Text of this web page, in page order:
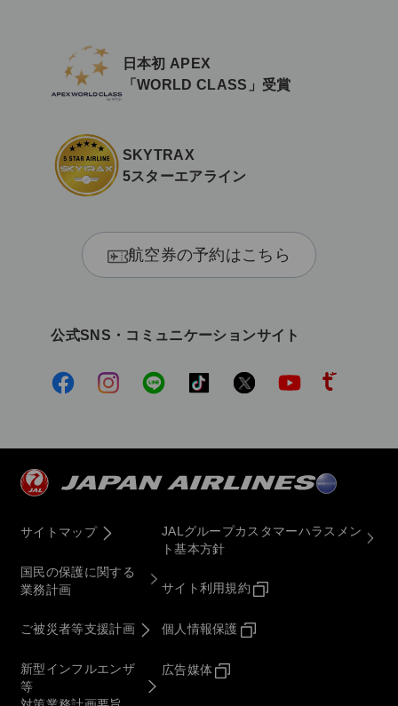
日本初 APEX
「WORLD CLASS」受賞
SKYTRAX
5スターエアライン
航空券の予約はこちら
公式SNS・コミュニケーションサイト
サイトマップ
国民の保護に関する
業務計画
ご被災者等支援計画
新型インフルエンザ
等
JALグループカスタマーハラスメン
ト基本方針
サイト利用規約
個人情報保護
広告媒体